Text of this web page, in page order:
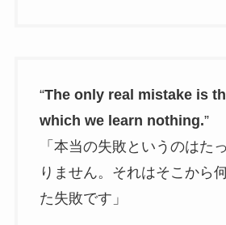
“The only real mistake is
which we learn nothing.”
「本当の失敗というのはた
りません。それはそこから
た失敗です」